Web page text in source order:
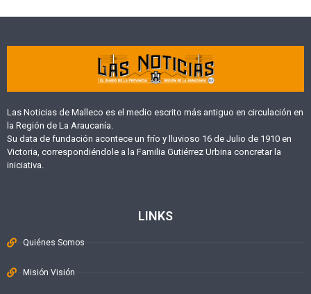
Las Noticias de Malleco es el medio escrito más antiguo en circulación en
la Región de La Araucanía.
Su data de fundación acontece un frío y lluvioso 16 de Julio de 1910 en
Victoria, correspondiéndole a la Familia Gutiérrez Urbina concretar la
iniciativa.
LINKS
Quiénes Somos
Misión Visión